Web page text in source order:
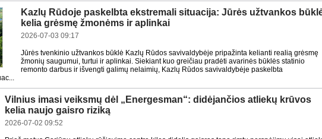
Kazlų Rūdoje paskelbta ekstremali situacija: Jūrės užtvankos
kelia grėsmę žmonėms ir aplinkai
2026-07-03 09:17
Jūrės tvenkinio užtvankos būklė Kazlų Rūdos savivaldybėje pripažinta kelianti realią grėsmę
žmonių saugumui, turtui ir aplinkai. Siekiant kuo greičiau pradėti avarinės būklės statinio
remonto darbus ir išvengti galimų nelaimių, Kazlų Rūdos savivaldybėje paskelbta
Vilnius imasi veiksmų dėl „Energesman“: didėjančios atliekų krūvos
kelia naujo gaisro riziką
2026-07-02 09:52